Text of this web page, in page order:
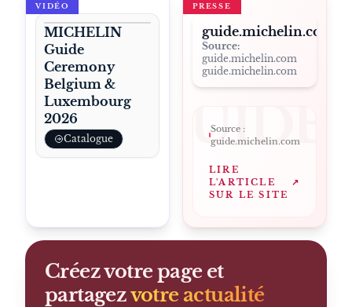
VIDÉO
MICHELIN
Guide
Ceremony
Belgium &
Luxembourg
2026
Catalogue
PRESSE
guide.michelin.com
Source:
guide.michelin.com
guide.michelin.com
GUIDE
Source :
guide.michelin.com
LIRE
L'ARTICLE
SUR LE SITE
↗
Créez votre page et
partagezvotre actualité